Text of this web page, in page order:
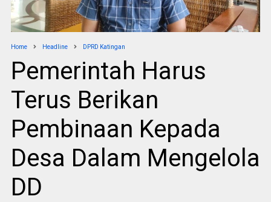
Home Headline DPRD Katingan
Pemerintah Harus
Terus Berikan
Pembinaan Kepada
Desa Dalam Mengelola
DD